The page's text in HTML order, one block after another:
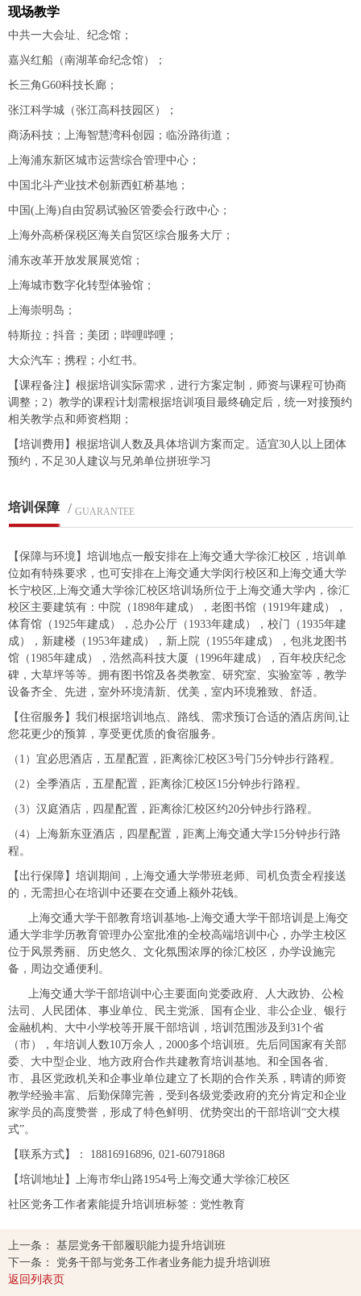
现场教学
中共一大会址、纪念馆；
嘉兴红船（南湖革命纪念馆）；
长三角G60科技长廊；
张江科学城（张江高科技园区）；
商汤科技；上海智慧湾科创园；临汾路街道；
上海浦东新区城市运营综合管理中心；
中国北斗产业技术创新西虹桥基地；
中国(上海)自由贸易试验区管委会行政中心；
上海外高桥保税区海关自贸区综合服务大厅；
浦东改革开放发展展览馆；
上海城市数字化转型体验馆；
上海崇明岛；
特斯拉；抖音；美团；哔哩哔哩；
大众汽车；携程；小红书。
【课程备注】根据培训实际需求，进行方案定制，师资与课程可协商
调整；2）教学的课程计划需根据培训项目最终确定后，统一对接预约
相关教学点和师资档期；
【培训费用】根据培训人数及具体培训方案而定。适宜30人以上团体
预约，不足30人建议与兄弟单位拼班学习
培训保障 / GUARANTEE
【保障与环境】培训地点一般安排在上海交通大学徐汇校区，培训单
位如有特殊要求，也可安排在上海交通大学闵行校区和上海交通大学
长宁校区,上海交通大学徐汇校区培训场所位于上海交通大学内，徐汇
校区主要建筑有：中院（1898年建成），老图书馆（1919年建成），
体育馆（1925年建成），总办公厅（1933年建成），校门（1935年建
成），新建楼（1953年建成），新上院（1955年建成），包兆龙图书
馆（1985年建成），浩然高科技大厦（1996年建成），百年校庆纪念
碑，大草坪等等。拥有图书馆及各类教室、研究室、实验室等，教学
设备齐全、先进，室外环境清新、优美，室内环境雅致、舒适。
【住宿服务】我们根据培训地点、路线、需求预订合适的酒店房间,让
您花更少的预算，享受更优质的食宿服务。
（1）宜必思酒店，五星配置，距离徐汇校区3号门5分钟步行路程。
（2）全季酒店，五星配置，距离徐汇校区15分钟步行路程。
（3）汉庭酒店，四星配置，距离徐汇校区约20分钟步行路程。
（4）上海新东亚酒店，四星配置，距离上海交通大学15分钟步行路
程。
【出行保障】培训期间，上海交通大学带班老师、司机负责全程接送
的，无需担心在培训中还要在交通上额外花钱。
上海交通大学干部教育培训基地-上海交通大学干部培训是上海交
通大学非学历教育管理办公室批准的全校高端培训中心，办学主校区
位于风景秀丽、历史悠久、文化氛围浓厚的徐汇校区，办学设施完
备，周边交通便利。
上海交通大学干部培训中心主要面向党委政府、人大政协、公检
法司、人民团体、事业单位、民主党派、国有企业、非公企业、银行
金融机构、大中小学校等开展干部培训，培训范围涉及到31个省
（市），年培训人数10万余人，2000多个培训班。先后同国家有关部
委、大中型企业、地方政府合作共建教育培训基地。和全国各省、
市、县区党政机关和企事业单位建立了长期的合作关系，聘请的师资
教学经验丰富、后勤保障完善，受到各级党委政府的充分肯定和企业
家学员的高度赞誉，形成了特色鲜明、优势突出的干部培训“交大模
式”。
【联系方式】： 18816916896, 021-60791868
【培训地址】上海市华山路1954号上海交通大学徐汇校区
社区党务工作者素能提升培训班标签：党性教育
上一条：
基层党务干部履职能力提升培训班
下一条：
党务干部与党务工作者业务能力提升培训班
返回列表页